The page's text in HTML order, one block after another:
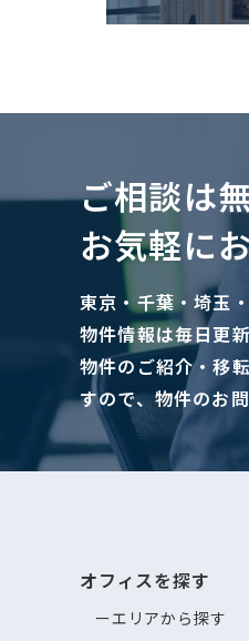
ご相談は
お気軽に
東京・千葉・埼玉
物件情報は毎日更
物件のご紹介・移
すので、物件のお
オフィスを探す
エリアから探す